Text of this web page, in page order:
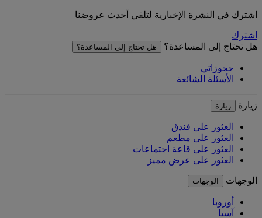
اشترك في النشرة الإخبارية لتلقي أحدث عروضنا
اشترك
هل تحتاج إلى المساعدة؟
هل تحتاج إلى المساعدة؟
حجوزاتي
الأسئلة الشائعة
زيارة زيارة
العثور على فندق
العثور على مطعم
العثور على قاعة اجتماعات
العثور على عرض مميز
الوجهات الوجهات
أوروبا
آسيا